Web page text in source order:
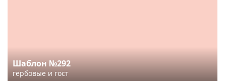
Шаблон №292
гербовые и гост